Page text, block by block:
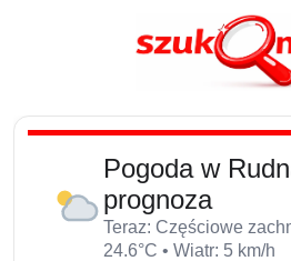
Pogoda w
prognoza
Teraz: Częściowe
24.6°C • Wiatr: 5 km/h